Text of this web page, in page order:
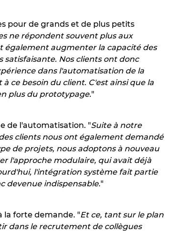
pour de grands et de plus petits
ne répondent souvent plus aux
également augmenter la capacité des
Nos clients ont donc
dans l'automatisation de la
ce besoin du client. C'est ainsi que la
plus du prototypage."
de l'automatisation. "Suite à notre
clients nous ont également demandé
de projets, nous adoptons à nouveau
l'approche modulaire, qui avait déjà
l'intégration système fait partie
devenue indispensable."
la forte demande. "Et ce, tant sur le plan
dans le recrutement de collègues